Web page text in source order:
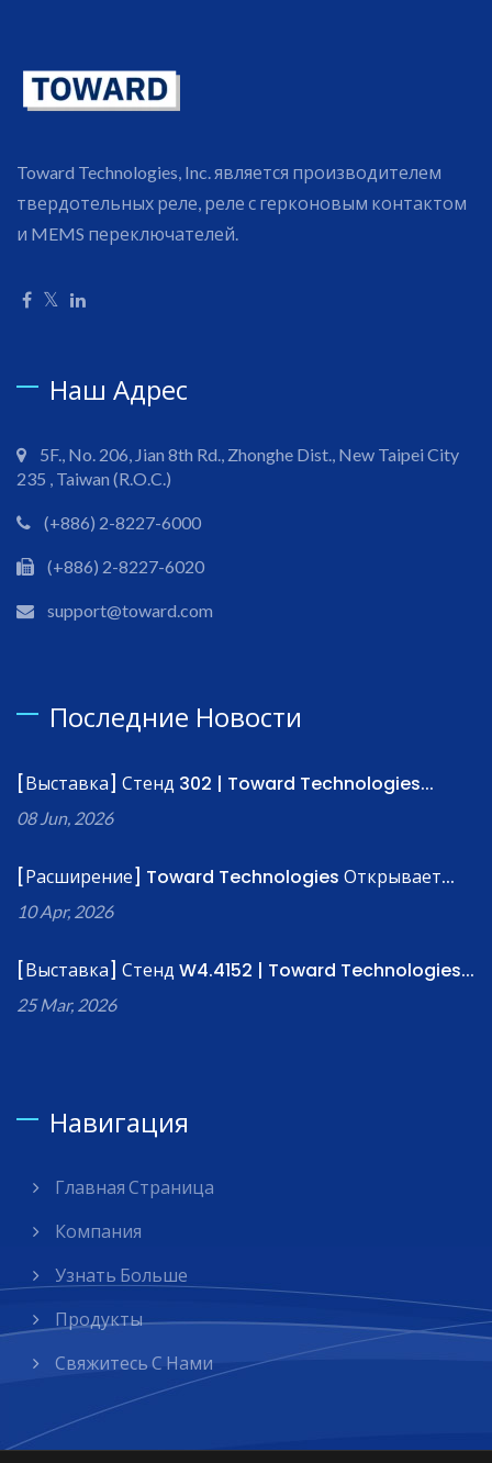
Toward Technologies, Inc. является производителем
твердотельных реле, реле с герконовым контактом
и MEMS переключателей.
Наш Адрес
5F., No. 206, Jian 8th Rd., Zhonghe Dist., New Taipei City
235 , Taiwan (R.O.C.)
(+886) 2-8227-6000
(+886) 2-8227-6020
support@toward.com
Последние Новости
[Выставка] Стенд 302 | Toward Technologies...
08 Jun, 2026
[Расширение] Toward Technologies Открывает...
10 Apr, 2026
[Выставка] Стенд W4.4152 | Toward Technologies...
25 Mar, 2026
Навигация
Главная Страница
Компания
Узнать Больше
Продукты
Свяжитесь С Нами